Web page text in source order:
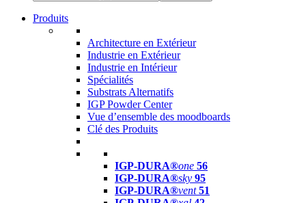
Produits
Architecture en Extérieur
Industrie en Extérieur
Industrie en Intérieur
Spécialités
Substrats Alternatifs
IGP Powder Center
Vue d’ensemble des moodboards
Clé des Produits
IGP-DURA®one 56
IGP-DURA®sky 95
IGP-DURA®vent 51